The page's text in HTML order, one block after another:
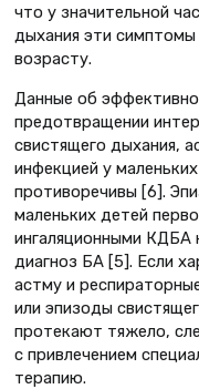
что у значительной
дыхания эти
возрасту.
Данные об
предотвращении
свистящего дыхания,
инфекцией у
противоречивы [6].
маленьких детей
ингаляционными КДБА
диагноз БА [5]. Если
астму и
или эпизоды
протекают тяжело,
с привлечением
терапию.